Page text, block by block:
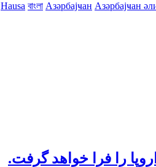
Hausa বাংলা Азәрбајҹан Азәрбајҹан
را فرا خواهد گرفت.